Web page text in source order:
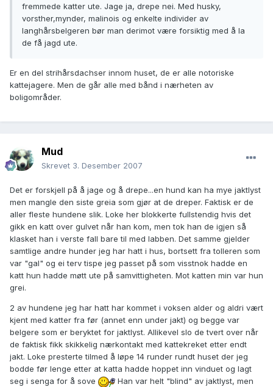
fremmede katter ute. Jage ja, drepe nei. Med husky,
vorsther,mynder, malinois og enkelte individer av
langhårsbelgeren bør man derimot være forsiktig med å la
de få jagd ute.
Er en del strihårsdachser innom huset, de er alle notoriske
kattejagere. Men de går alle med bånd i nærheten av
boligområder.
Mud
Skrevet 3. Desember 2007
Det er forskjell på å jage og å drepe...en hund kan ha mye jaktlyst
men mangle den siste greia som gjør at de dreper. Faktisk er de
aller fleste hundene slik. Loke her blokkerte fullstendig hvis det
gikk en katt over gulvet når han kom, men tok han de igjen så
klasket han i verste fall bare til med labben. Det samme gjelder
samtlige andre hunder jeg har hatt i hus, bortsett fra tolleren som
var "gal" og ei terv tispe jeg passet på som visstnok hadde en
katt hun hadde møtt ute på samvittigheten. Mot katten min var hun
grei.
2 av hundene jeg har hatt har kommet i voksen alder og aldri vært
kjent med katter fra før (annet enn under jakt) og begge var
belgere som er beryktet for jaktlyst. Allikevel slo de tvert over når
de faktisk fikk skikkelig nærkontakt med kattekreket etter endt
jakt. Loke presterte tilmed å løpe 14 runder rundt huset der jeg
bodde før lenge etter at katta hadde hoppet inn vinduet og lagt
seg i senga for å sove
Han var helt "blind" av jaktlyst, men